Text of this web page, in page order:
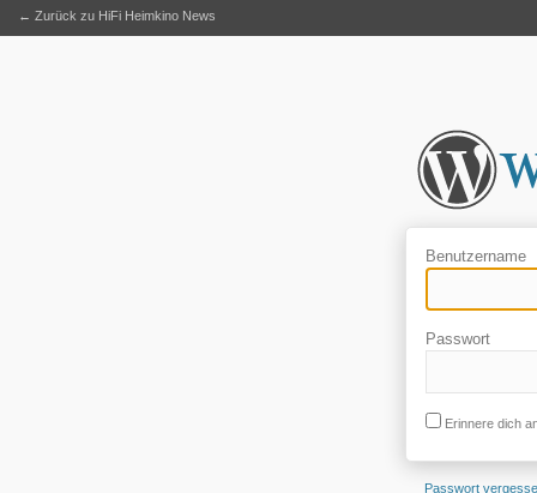
Benutzername
Passwort
Erinnere dich
Passwort
← Zurück zu HiFi Heimkino News